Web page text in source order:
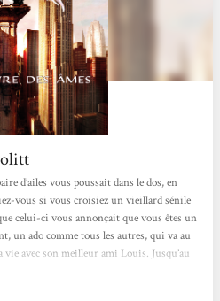
d’ailes vous poussait dans le dos, en
vous si vous croisiez un vieillard sénile
celui-ci vous annonçait que vous êtes un
un ado comme tous les autres, qui va au
vie avec son meilleur ami Louis. Jusqu’au
Zec est l’un des deux seuls à